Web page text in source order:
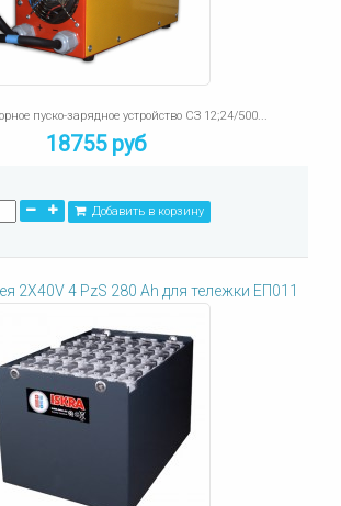
пуско-зарядное устройство СЗ 12;24/500...
18755 руб
Добавить в корзину
2X40V 4 PzS 280 Ah для тележки ЕП011